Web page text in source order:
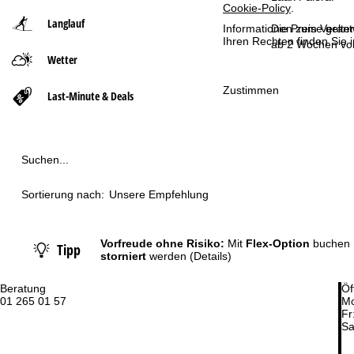
Cookie-Policy
Informationen zum
Ihren Rechten finden Sie
Zustimmen
Beratung
01 265 01 57
Langlauf
Wetter
Last-Minute & Deals
t
Die Preise
ab 2 Wochen
Suchen...
Sortierung nach: Unsere Empfehlung
Tipp Vorfreude ohne Risiko: Mit Flex-Option buchen
storniertwerden (Details)